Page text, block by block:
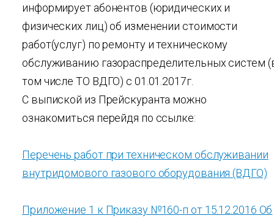
информирует абонентов (юридических и
физических лиц) об изменении стоимости
работ(услуг) по ремонту и техническому
обслуживанию газораспределительных систем
том числе ТО ВДГО) с 01.01.2017г.
С выпиской из Прейскуранта можно
ознакомиться перейдя по ссылке:
Перечень работ при техническом обслуживании
внутридомового газового оборудования (ВДГО)
Приложение 1 к Приказу №160-п от 15.12.2016 Об